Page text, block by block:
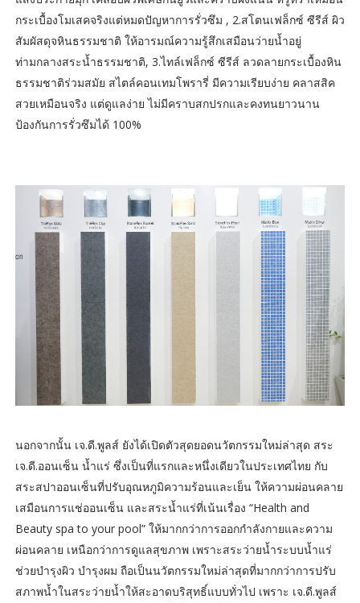
กระเบื้องโมเสคจริงแต่หมดปัญหาการรั่วซึม , 2.สโตนเฟล็กซ์ ซีรีส์ ผิว
สัมผัสดุจหินธรรมชาติ ให้อารมณ์ความรู้สึกเสมือนว่ายน้ำอยู่
ท่ามกลางสระน้ำธรรมชาติ, 3.ไทล์เฟล็กซ์ ซีรีส์ ลวดลายกระเบื้องหิน
ธรรมชาติร่วมสมัย สไตล์คอนเทมโพรารี่ มีความเรียบง่าย คลาสสิค
สวยเหมือนจริง แต่ดูแลง่าย ไม่มีคราบสกปรกและคงทนยาวนาน
ป้องกันการรั่วซึมได้ 100%
นอกจากนั้น เจ.ดี.พูลส์ ยังได้เปิดตัวสุดยอดนวัตกรรมใหม่ล่าสุด สระ
เจ.ดี.ออนเซ็น น้ำแร่ ซึ่งเป็นที่แรกและหนึ่งเดียวในประเทศไทย กับ
สระสปาออนเซ็นที่ปรับอุณหภูมิความร้อนและเย็น ให้ความผ่อนคลาย
เสมือนการแช่ออนเซ็น และสระน้ำแร่ที่เน้นเรื่อง “Health and
Beauty spa to your pool” ให้มากกว่าการออกกำลังกายและความ
ผ่อนคลาย เหนือกว่าการดูแลสุขภาพ เพราะสระว่ายน้ำระบบน้ำแร่
ช่วยบำรุงผิว บำรุงผม ถือเป็นนวัตกรรมใหม่ล่าสุดที่มากกว่าการปรับ
สภาพน้ำในสระว่ายน้ำให้สะอาดบริสุทธิ์แบบทั่วไป เพราะ เจ.ดี.พูลส์